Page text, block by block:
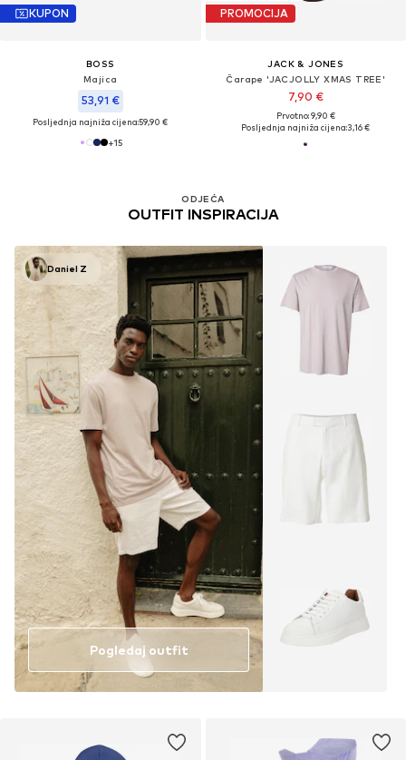
KUPON
BOSS
Majica
53,91 €
Posljednja najniža cijena:59,90 €
+15
ODJEĆA
OUTFIT INSPIRACIJA
Daniel Z
Pogledaj outfit
PROMOCIJA
JACK & JONES
Čarape 'JACJOLLY XMAS TREE'
7,90 €
Prvotno: 9,90 €
Posljednja najniža cijena:3,16 €